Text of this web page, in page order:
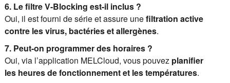
6. Le filtre V-Blocking est-il inclus ?
Oui, il est fourni de série et assure unefiltration active
contre les virus, bactéries et allergènes.
7. Peut-on programmer des horaires ?
Oui, via l’application MELCloud, vous pouvez planifier
les heures de fonctionnement et les températures.